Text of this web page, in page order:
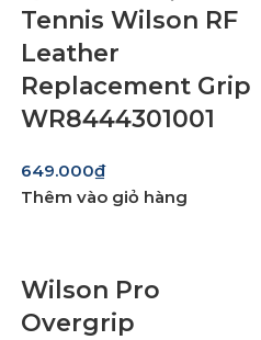
Tennis Wilson RF
Leather
Replacement Grip
WR8444301001
649.000₫
Thêm vào giỏ hàng
Wilson Pro
Overgrip